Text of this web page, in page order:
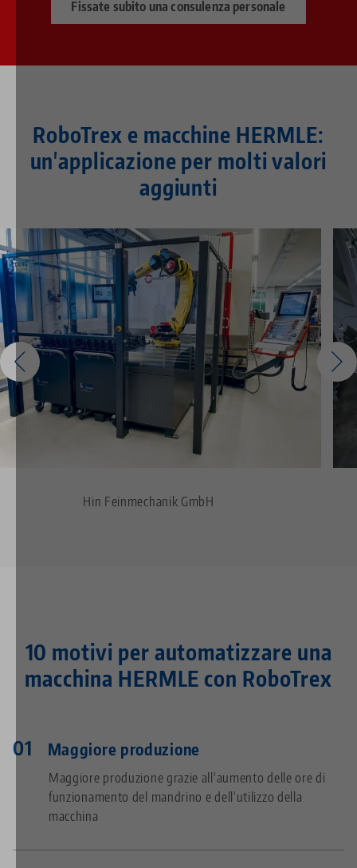
Fissate subito una consulenza personale
RoboTrex e macchine HERMLE:
un'applicazione per molti valori
aggiunti
Hin Feinmechanik GmbH
10 motivi per automatizzare una
macchina HERMLE con RoboTrex
Maggiore produzione
Maggiore produzione grazie all'aumento delle ore di
funzionamento del mandrino e dell'utilizzo della
macchina